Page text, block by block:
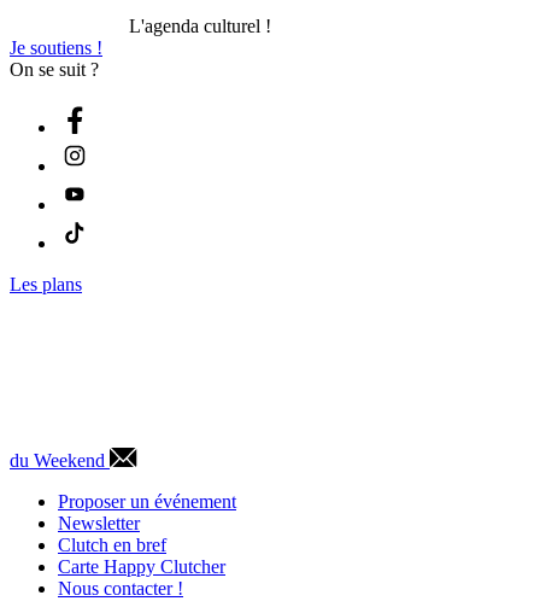
L'agenda culturel !
Je soutiens !
On se suit ?
Les plans
du Weekend
Proposer un événement
Newsletter
Clutch en bref
Carte Happy Clutcher
Nous contacter !